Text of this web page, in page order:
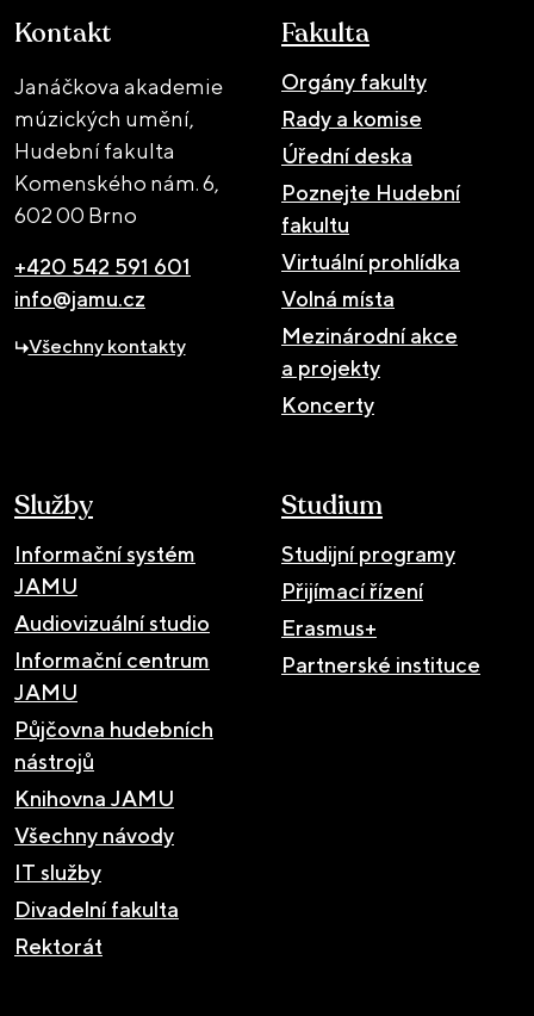
Kontakt
Janáčkova akademie
múzických umění,
Hudební fakulta
Komenského nám. 6,
602 00 Brno
+420 542 591 601
info@jamu.cz
Všechny kontakty
Fakulta
Orgány fakulty
Rady a komise
Úřední deska
Poznejte Hudební
fakultu
Virtuální prohlídka
Volná místa
Mezinárodní akce
a projekty
Koncerty
Služby
Informační systém
JAMU
Audiovizuální studio
Informační centrum
JAMU
Půjčovna hudebních
nástrojů
Knihovna JAMU
Všechny návody
IT služby
Divadelní fakulta
Rektorát
Studium
Studijní programy
Přijímací řízení
Erasmus+
Partnerské instituce